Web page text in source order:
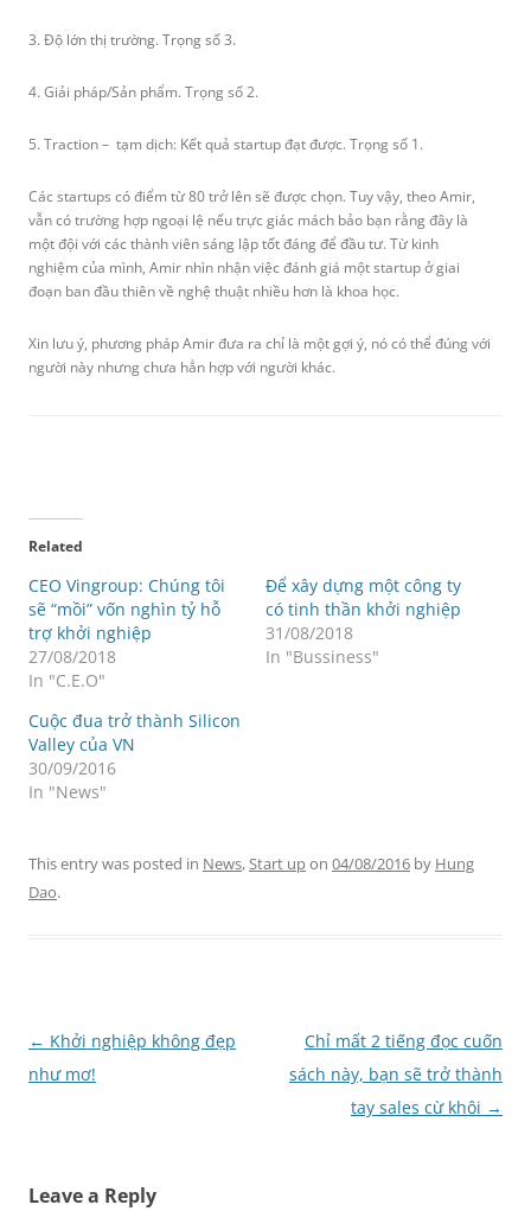
3. Độ lớn thị trường. Trọng số 3.
4. Giải pháp/Sản phẩm. Trọng số 2.
5. Traction – tạm dịch: Kết quả startup đạt được. Trọng số 1.
Các startups có điểm từ 80 trở lên sẽ được chọn. Tuy vậy, theo Amir,
vẫn có trường hợp ngoại lệ nếu trực giác mách bảo bạn rằng đây là
một đội với các thành viên sáng lập tốt đáng để đầu tư. Từ kinh
nghiệm của mình, Amir nhìn nhận việc đánh giá một startup ở giai
đoạn ban đầu thiên về nghệ thuật nhiều hơn là khoa học.
Xin lưu ý, phương pháp Amir đưa ra chỉ là một gợi ý, nó có thể đúng với
người này nhưng chưa hẳn hợp với người khác.
Related
CEO Vingroup: Chúng tôi
sẽ “mồi” vốn nghìn tỷ hỗ
trợ khởi nghiệp
27/08/2018
In "C.E.O"
Để xây dựng một công ty
có tinh thần khởi nghiệp
31/08/2018
In "Bussiness"
Cuộc đua trở thành Silicon
Valley của VN
30/09/2016
In "News"
This entry was posted in News,Start upon 04/08/2016 by Hung
Dao.
Post
navigation
← Khởi nghiệp không đẹp
như mơ!
Chỉ mất 2 tiếng đọc cuốn
sách này, bạn sẽ trở thành
tay sales cừ khôi →
Leave a Reply